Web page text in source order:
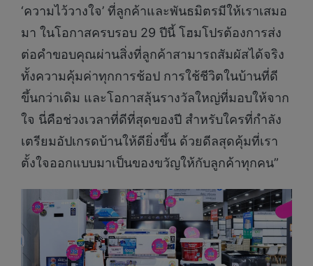
‘ความไว้วางใจ’ ที่ลูกค้าและพันธมิตรมีให้เราเสมอ
มา ในโอกาสครบรอบ 29 ปีนี้ โฮมโปรต้องการส่ง
ต่อคำขอบคุณผ่านสิ่งที่ลูกค้าสามารถสัมผัสได้จริง
ทั้งความคุ้มค่าทุกการช้อป การใช้ชีวิตในบ้านที่ดี
ขึ้นกว่าเดิม และโอกาสลุ้นรางวัลใหญ่ที่มอบให้จาก
ใจ นี่คือช่วงเวลาที่ดีที่สุดของปี สำหรับใครที่กำลัง
เตรียมอัปเกรดบ้านให้ดียิ่งขึ้น ด้วยดีลสุดคุ้มที่เรา
ตั้งใจออกแบบมาเป็นของขวัญให้กับลูกค้าทุกคน”